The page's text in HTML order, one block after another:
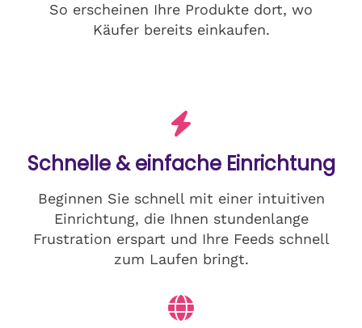
So erscheinen Ihre Produkte dort, wo
Käufer bereits einkaufen.
Schnelle & einfache Einrichtung
Beginnen Sie schnell mit einer intuitiven
Einrichtung, die Ihnen stundenlange
Frustration erspart und Ihre Feeds schnell
zum Laufen bringt.